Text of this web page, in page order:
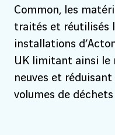
Common, les
traités et réutilisés
installations
UK limitant ainsi le
neuves et
volumes de déchets